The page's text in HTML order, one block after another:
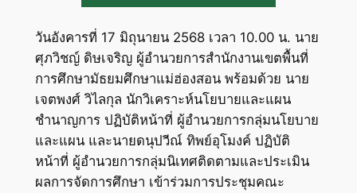
วันอังคารที่ 17 มิถุนายน 2568 เวลา 10.00 น. นาย
ศุภวิชญ์ ดิษเจริญ ผู้อำนวยการสำนักงานเขตพื้นที่
การศึกษามัธยมศึกษาแม่ฮ่องสอน พร้อมด้วย นาย
เจตพงศ์ วิไลกุล นักวิเคราะห์นโยบายและแผน
ชำนาญการ ปฏิบัติหน้าที่ ผู้อำนวยการกลุ่มนโยบาย
และแผน และนายดนุปวีณ์ ทิพย์อุโมงค์ ปฏิบัติ
หน้าที่ ผู้อำนวยการกลุ่มนิเทศติดตามและประเมิน
ผลการจัดการศึกษา เข้าร่วมการประชุมคณะ